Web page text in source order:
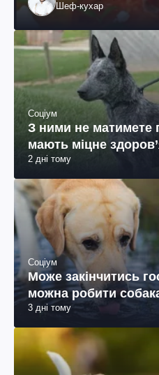
Шеф-кухар
Соціум
З ними не матимете
мають міцне
2 дні тому
Соціум
Може закінчитись
можна робити
3 дні тому